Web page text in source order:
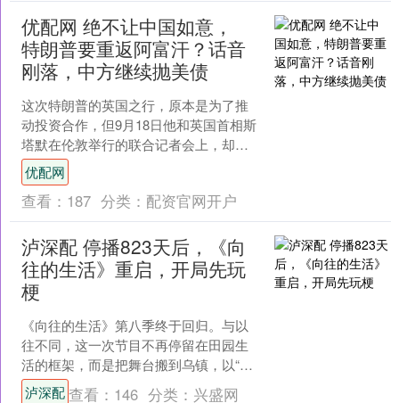
优配网 绝不让中国如意，
特朗普要重返阿富汗？话音
刚落，中方继续抛美债
这次特朗普的英国之行，原本是为了推
动投资合作，但9月18日他和英国首相斯
塔默在伦敦举行的联合记者会上，却突
然把话题扯到阿富汗。他公开表示，美
国正在努力从塔利班手....
优配网
查看： 187 分类： 配资官网开户
泸深配 停播823天后，《向
往的生活》重启，开局先玩
梗
《向往的生活》第八季终于回归。与以
往不同，这一次节目不再停留在田园生
活的框架，而是把舞台搬到乌镇，以“戏
如人生”为主题，尝试融入沉浸式戏剧和
泸深配查看： 146 分类： 兴盛网